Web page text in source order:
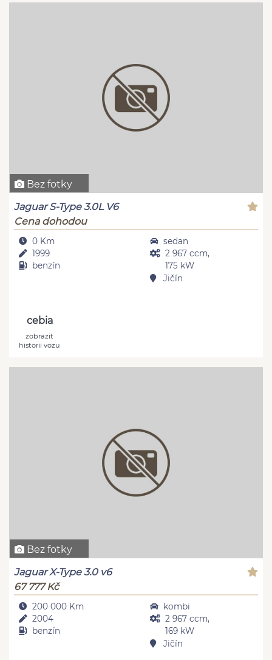
Bez fotky
Jaguar S-Type 3.0L V6
Cena dohodou
0 Km
1999
benzín
sedan
2 967 ccm,
175 kW
Jičín
cebia
zobrazit
historii vozu
Bez fotky
Jaguar X-Type 3.0 v6
67 777 Kč
200 000 Km
2004
benzín
kombi
2 967 ccm,
169 kW
Jičín